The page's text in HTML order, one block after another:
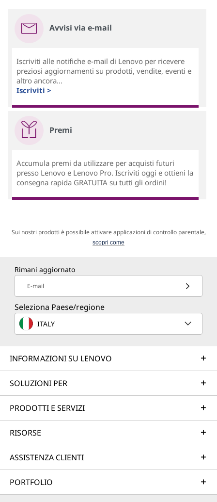
Avvisi via e-mail
Iscriviti alle notifiche e-mail di Lenovo per ricevere
preziosi aggiornamenti su prodotti, vendite, eventi e
altro ancora...
Iscriviti >
Premi
Accumula premi da utilizzare per acquisti futuri
presso Lenovo e Lenovo Pro. Iscriviti oggi e ottieni la
consegna rapida GRATUITA su tutti gli ordini!
Sui nostri prodotti è possibile attivare applicazioni di controllo parentale,
scopri come
Rimani aggiornato
E-mail
Seleziona Paese/regione
ITALY
INFORMAZIONI SU LENOVO
SOLUZIONI PER
PRODOTTI E SERVIZI
RISORSE
ASSISTENZA CLIENTI
PORTFOLIO